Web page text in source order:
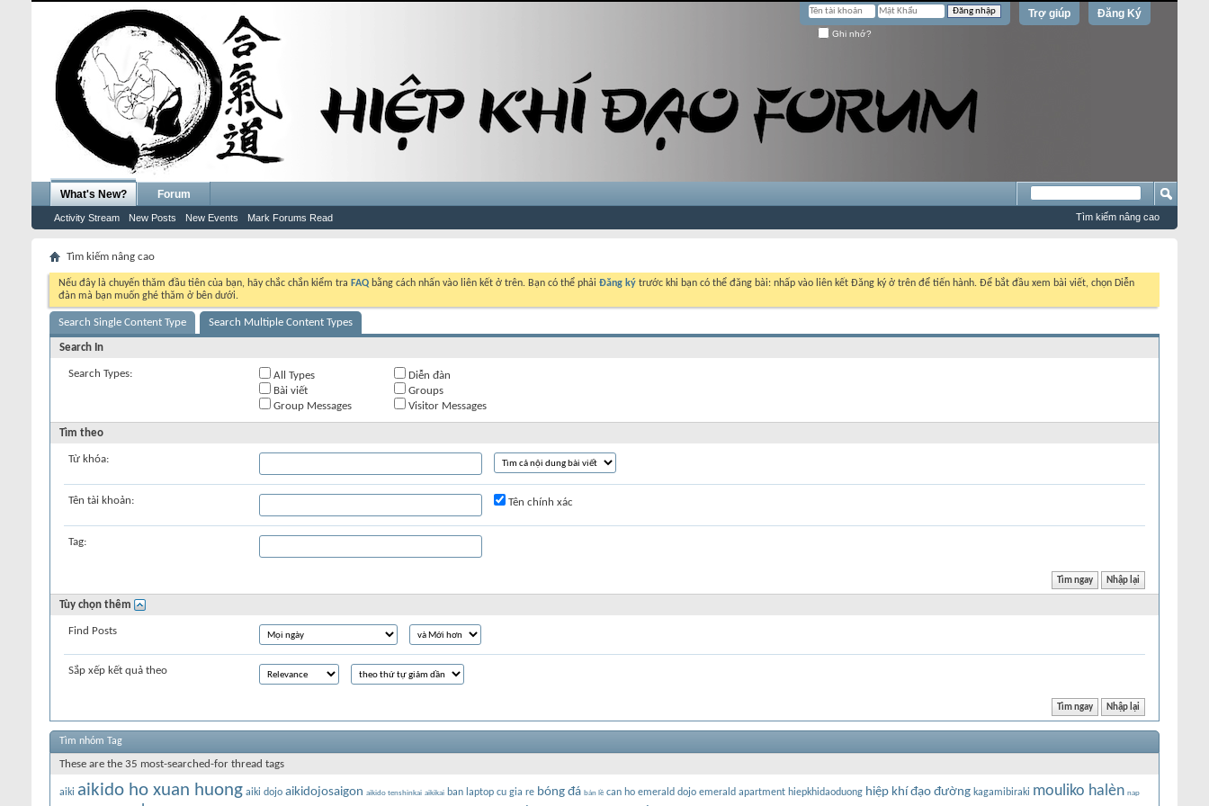
Đăng Ký
Trợ giúp
Ghi nhớ?
What's New?
Activity Stream New Posts New Events Mark Forums Read
Forum
Tìm kiếm nâng cao
Tìm kiếm nâng cao
Nếu đây là chuyến thăm đầu tiên của bạn, hãy chắc chắn kiểm tra FAQ bằng cách nhấn vào liên kết ở trên. Bạn có thể phải Đăng ký trước khi bạn có thể đăng bài: nhấp vào liên kết Đăng ký ở trên để tiến hành. Để bắt đầu xem bài viết, chọn Diễn
đàn mà bạn muốn ghé thăm ở bên dưới.
Search Single Content Type Search Multiple Content Types
Search In
Search Types: All Types
Diễn đàn
Bài viết
Groups
Group Messages
Visitor Messages
Tìm theo
Từ khóa:
Tên tài khoản: Tên chính xác
Tag:
Tùy chọn thêm
Find Posts
Sắp xếp kết quả theo
Tìm nhóm Tag
These are the 35 most-searched-for thread tags
aiki aikido ho xuan huong aiki dojo aikidojosaigon aikido tenshinkai aikikai ban laptop cu gia re bóng đá bản lề can ho emerald dojo emerald apartment hiepkhidaoduong hiệp khí đạo đường kagamibiraki mouliko halèn nap